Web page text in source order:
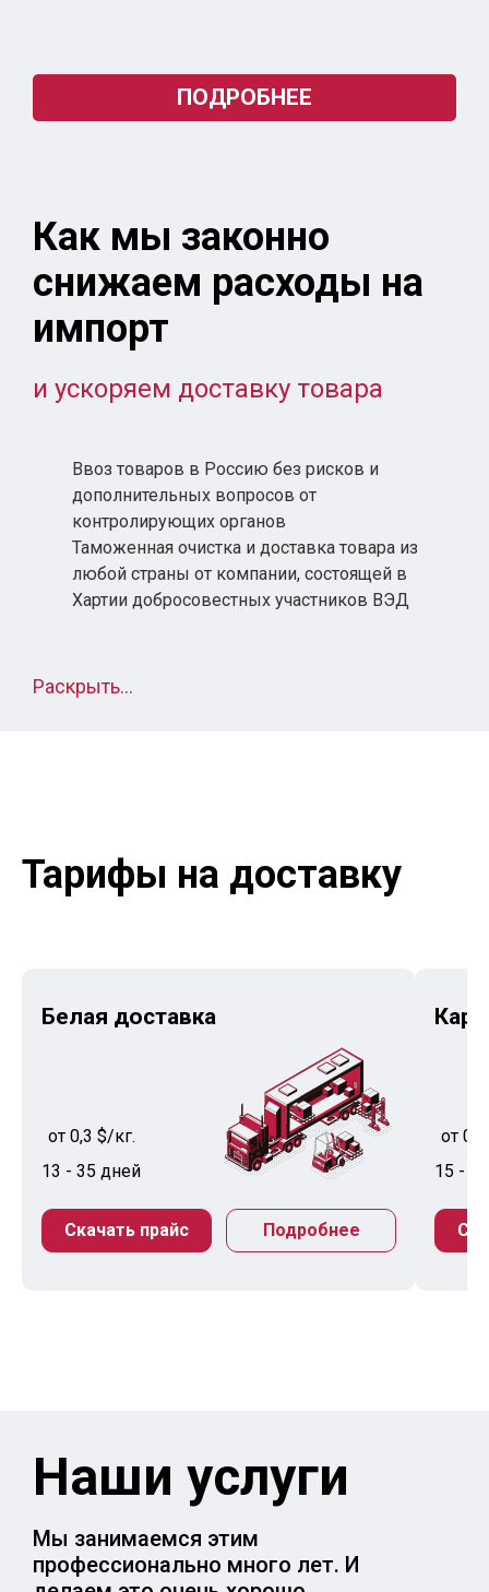
ПОДРОБНЕЕ
Как мы законно
снижаем расходы на
импорт
и ускоряем доставку товара
Ввоз товаров в Россию без рисков и
дополнительных вопросов от
контролирующих органов
Таможенная очистка и доставка товара из
любой страны от компании, состоящей в
Хартии добросовестных участников ВЭД
Раскрыть...
Тарифы на доставку
Белая доставка
от 0,3 $/кг.
13 - 35 дней
Скачать прайс Подробнее
от
15 -
Наши услуги
Мы занимаемся этим
профессионально много лет. И